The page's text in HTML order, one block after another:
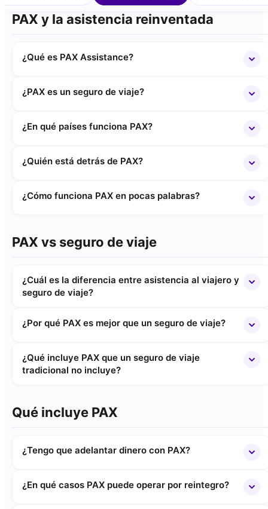
PAX y la asistencia reinventada
¿Qué es PAX Assistance?
¿PAX es un seguro de viaje?
¿En qué países funciona PAX?
¿Quién está detrás de PAX?
¿Cómo funciona PAX en pocas palabras?
PAX vs seguro de viaje
¿Cuál es la diferencia entre asistencia al viajero y
seguro de viaje?
¿Por qué PAX es mejor que un seguro de viaje?
¿Qué incluye PAX que un seguro de viaje
tradicional no incluye?
Qué incluye PAX
¿Tengo que adelantar dinero con PAX?
¿En qué casos PAX puede operar por reintegro?